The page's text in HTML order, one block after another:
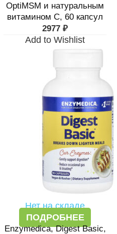
OptiMSM и натуральным
витамином C, 60 капсул
2977 ₽
Add to Wishlist
Нет на складе
ПОДРОБНЕЕ
Enzymedica, Digest Basic,